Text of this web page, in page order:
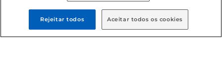
© 2025 Copyright. Todos os direitos
reservados Bretas.
Rejeitar todos Aceitar todos os cookies